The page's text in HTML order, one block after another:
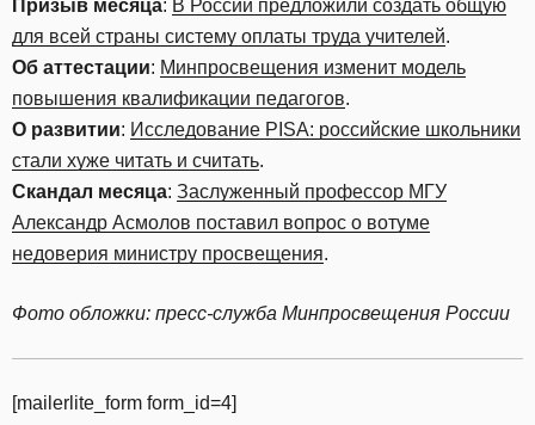
Призыв месяца: В России предложили создать общую
для всей страны систему оплаты труда учителей.
Об аттестации: Минпросвещения изменит модель
повышения квалификации педагогов.
О развитии: Исследование PISA: российские школьники
стали хуже читать и считать.
Скандал месяца: Заслуженный профессор МГУ
Александр Асмолов поставил вопрос о вотуме
недоверия министру просвещения.
Фото обложки: пресс-служба Минпросвещения России
[mailerlite_form form_id=4]